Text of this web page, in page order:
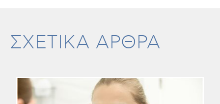
ΣΧΕΤΙΚΑ ΑΡΘΡΑ